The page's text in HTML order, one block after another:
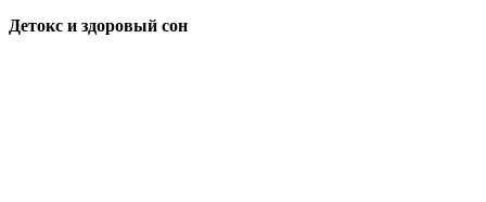
Детокс и здоровый сон